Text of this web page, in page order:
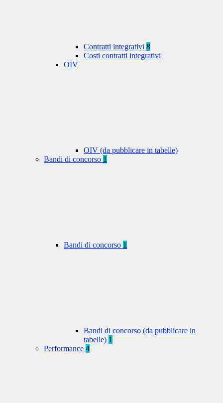
Contratti integrativi 8
Costi contratti integrativi
OIV
OIV (da pubblicare in tabelle)
Bandi di concorso 1
Bandi di concorso 1
Bandi di concorso (da pubblicare in
tabelle) 1
Performance 4